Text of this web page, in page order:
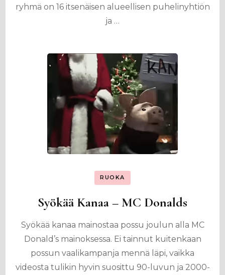
ryhmä on 16 itsenäisen alueellisen puhelinyhtiön
ja …
RUOKA
Syökää Kanaa – MC Donalds
Syökää kanaa mainostaa possu joulun alla MC
Donald’s mainoksessa. Ei tainnut kuitenkaan
possun vaalikampanja mennä läpi, vaikka
videosta tulikin hyvin suosittu 90-luvun ja 2000-